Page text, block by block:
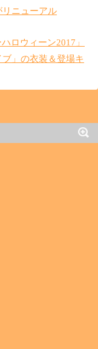
リニューアル
ロウィーン2017」
」の衣装＆登場キ